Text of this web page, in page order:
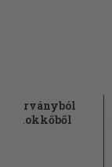
márványból